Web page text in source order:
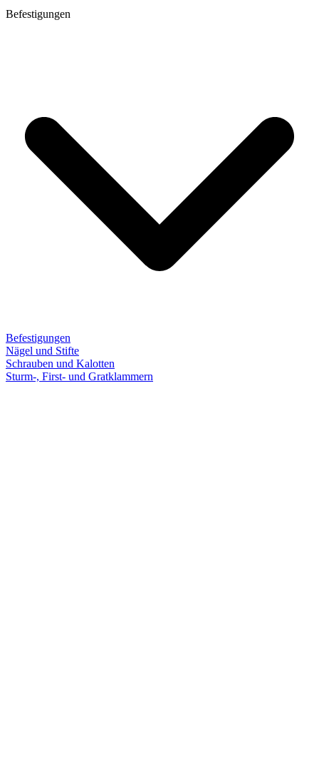
Befestigungen
Befestigungen
Nägel und Stifte
Schrauben und Kalotten
Sturm-, First- und Gratklammern